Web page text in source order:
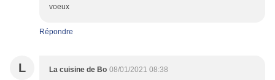
voeux
Répondre
L La cuisine de Bo 08/01/2021 08:38